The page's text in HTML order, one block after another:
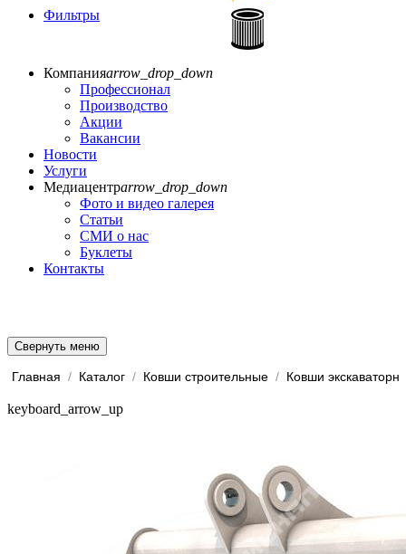
Фильтры
Компанияarrow_drop_down
Профессионал
Производство
Акции
Вакансии
Новости
Услуги
Медиацентрarrow_drop_down
Фото и видео галерея
Статьи
СМИ о нас
Буклеты
Контакты
Свернуть меню
Главная / Каталог / Ковши строительные / Ковши
keyboard_arrow_up